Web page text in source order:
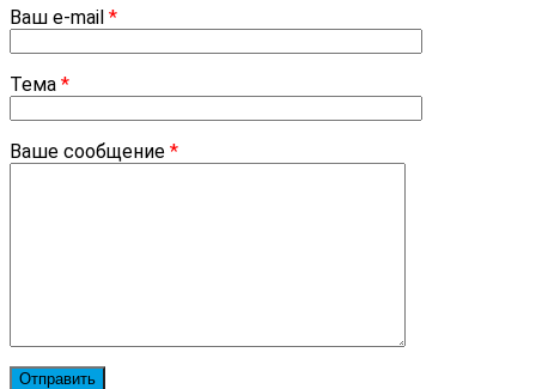
Ваш e-mail *
Тема *
Ваше сообщение *